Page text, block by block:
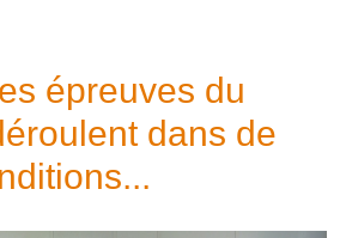
épreuves du
dans de